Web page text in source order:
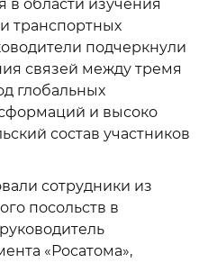
в области изучения
транспортных
подчеркнули
связей между тремя
глобальных
и высоко
состав участников
сотрудники из
посольств в
«Росатома»,